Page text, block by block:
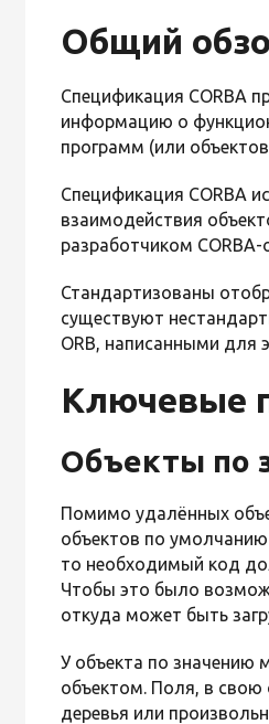
Общий
Спецификация CORBA
информацию о
программ (или
Спецификация CORBA
взаимодействия
разработчиком CORBA-
Стандартизованы
существуют
ORB, написанными для
Ключевые
Объекты по
Помимо удалённых
объектов по
то необходимый код
Чтобы это было
откуда может быть
У объекта по значению
объектом. Поля, в свою
деревья или